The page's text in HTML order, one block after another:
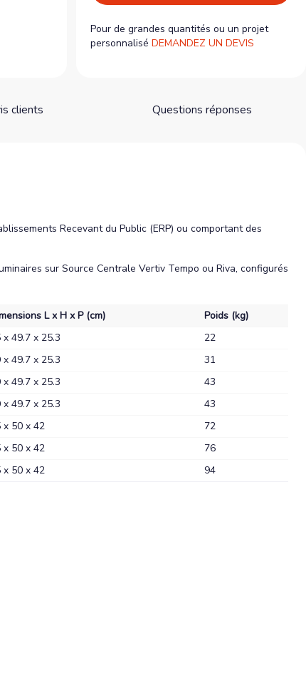
Pour de grandes quantités ou un projet
personnaliséDEMANDEZ UN DEVIS
clients Questions réponses
Recevant du Public (ERP) ou comportant des
sur Source Centrale Vertiv Tempo ou Riva, configurés
L x H x P (cm)
Poids (kg)
x 49.7 x 25.3
22
x 49.7 x 25.3
31
x 49.7 x 25.3
43
x 49.7 x 25.3
43
x 50 x 42
72
x 50 x 42
76
x 50 x 42 94